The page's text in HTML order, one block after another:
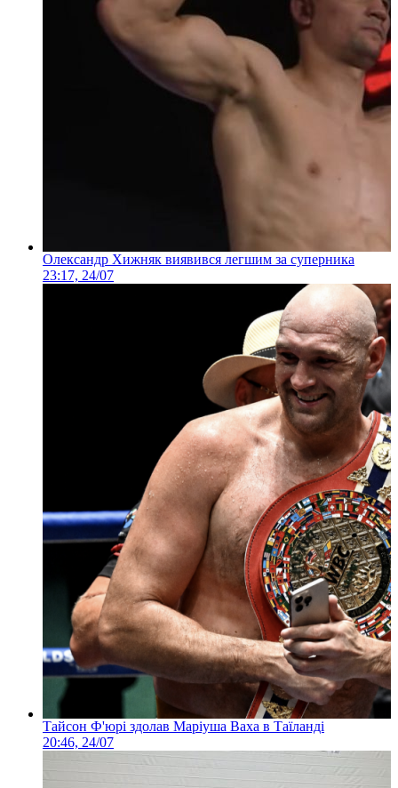
Олександр Хижняк виявився легшим за суперника
23:17, 24/07
Тайсон Ф'юрі здолав Маріуша Ваха в Таїланді
20:46, 24/07